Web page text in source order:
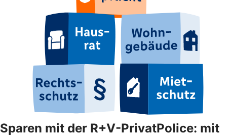
Sparen mit der R+V-PrivatPolice: mit